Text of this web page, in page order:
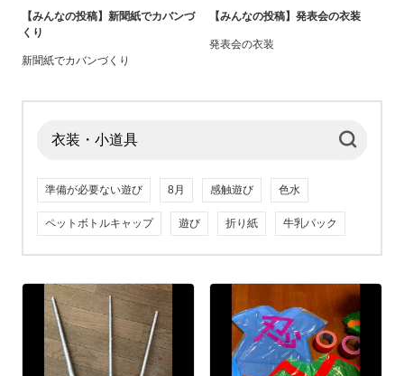
【みんなの投稿】新聞紙でカバンづ
くり
新聞紙でカバンづくり
【みんなの投稿】発表会の衣装
発表会の衣装
準備が必要ない遊び 8月 感触遊び 色水
ペットボトルキャップ 遊び 折り紙 牛乳パック